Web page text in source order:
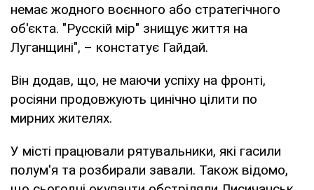
немає жодного воєнного або стратегічного
об'єкта. "Русскій мір" знищує життя на
Луганщині", – констатує Гайдай.
Він додав, що, не маючи успіху на фронті,
росіяни продовжують цинічно цілити по
мирних жителях.
У місті працювали рятувальники, які гасили
полум'я та розбирали завали. Також відомо,